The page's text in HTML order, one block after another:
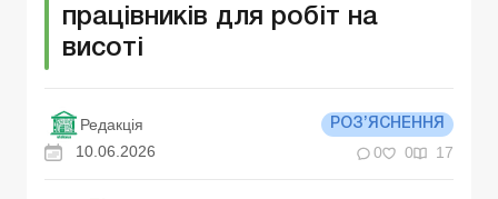
працівників для робіт на
висоті
Редакція РОЗ’ЯСНЕННЯ
10.06.2026 0 0 17